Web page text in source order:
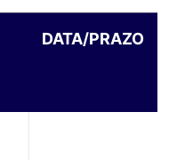
DATA/PRAZO